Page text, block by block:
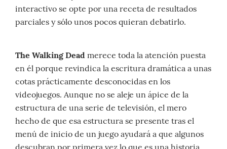
interactivo se opte por una receta de resultados
parciales y sólo unos pocos quieran debatirlo.
The Walking Dead merece toda la atención puesta
en él porque revindica la escritura dramática a unas
cotas prácticamente desconocidas en los
videojuegos. Aunque no se aleje un ápice de la
estructura de una serie de televisión, el mero
hecho de que esa estructura se presente tras el
menú de inicio de un juego ayudará a que algunos
descubran por primera vez lo que es una historia